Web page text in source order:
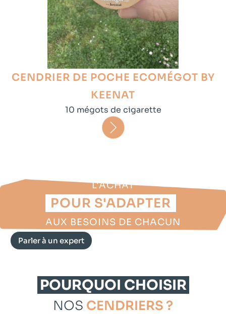
CENDRIER DE POCHE ECOMÉGOT BY
KEENAT
10 mégots de cigarette
L'ACHAT
POUR S'ADAPTER
AUX BESOINS DE CHACUN
Parler à un expert
POURQUOI CHOISIR
NOS CENDRIERS ?